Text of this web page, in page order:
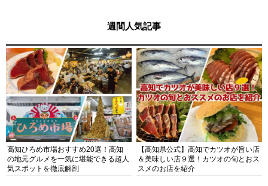
週間人気記事
高知ひろめ市場おすすめ20選！高知
の地元グルメを一気に堪能できる超人
気スポットを徹底解剖
【高知県公式】高知でカツオが旨い店
＆美味しい店９選！カツオの旬とおス
スメのお店を紹介